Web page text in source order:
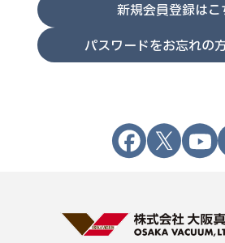
新規会員登録はこ
パスワードをお忘れの